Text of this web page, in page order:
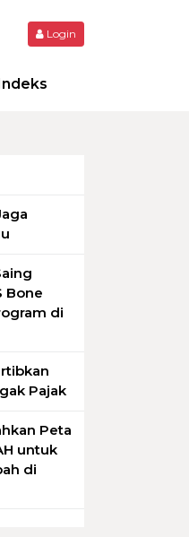
Login
Bone
di
Pajak
Peta
untuk
di